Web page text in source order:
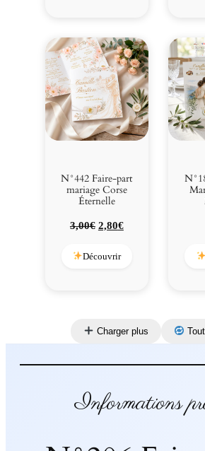
N°442 Faire-part
mariage Corse
Éternelle
3,00€ Le
initial
2,80€Le
Découvrir
Charger plus
Informations